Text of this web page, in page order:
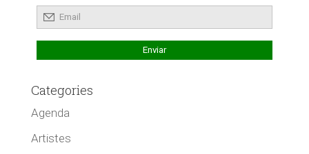
Categories
Agenda
Artistes